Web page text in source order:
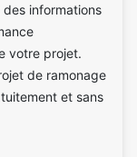
informations
votre projet.
de ramonage
et sans